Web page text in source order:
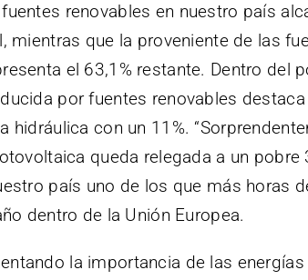
renovables en nuestro país
mientras que la proveniente de las
el 63,1% restante. Dentro del
por fuentes renovables
hidráulica con un 11%.
queda relegada a un pobre
país uno de los que más horas
dentro de la Unión Europea.
la importancia de las